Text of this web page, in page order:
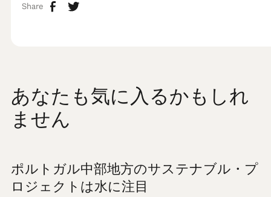
Share
あなたも気に入るかもしれ
ません
ポルトガル中部地方のサステナブル・プ
ロジェクトは水に注目